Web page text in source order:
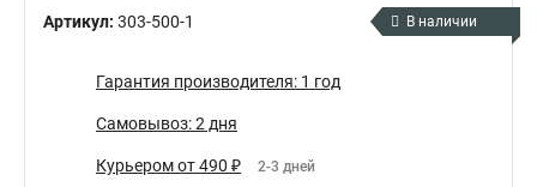
Артикул: 303-500-1 В наличии
Гарантия производителя: 1 год
Самовывоз: 2 дня
Курьером от 490 ₽ 2-3 дней